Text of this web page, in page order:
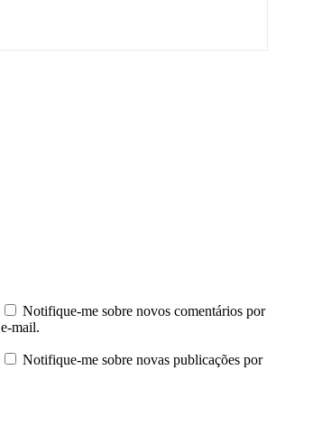
Notifique-me sobre novos comentários por
e-mail.
Notifique-me sobre novas publicações por